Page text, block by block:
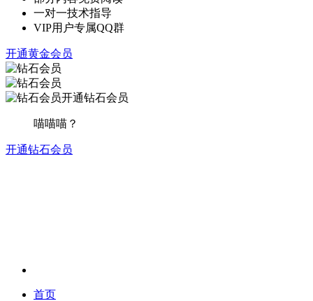
一对一技术指导
VIP用户专属QQ群
开通黄金会员
开通钻石会员
喵喵喵？
开通钻石会员
首页